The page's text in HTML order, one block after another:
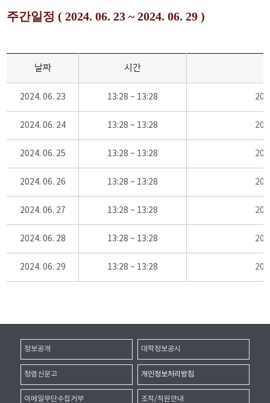
주간일정 ( 2024. 06. 23 ~ 2024. 06. 29 )
날짜 시간
2024. 06. 23 13:28 ~ 13:28
2024. 06. 24 13:28 ~ 13:28
2024. 06. 25 13:28 ~ 13:28
2024. 06. 26 13:28 ~ 13:28
2024. 06. 27 13:28 ~ 13:28
2024. 06. 28 13:28 ~ 13:28
2024. 06. 29 13:28 ~ 13:28
정보공개 대학정보공시
청렴신문고 개인정보처리방침
이메일무단수집거부 조직/직원안내